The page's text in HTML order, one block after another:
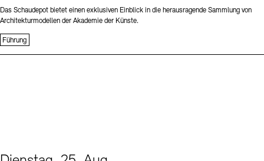
Das Schaudepot bietet einen exklusiven Einblick in die herausragende Sammlung von
Architekturmodellen der Akademie der Künste.
Führung